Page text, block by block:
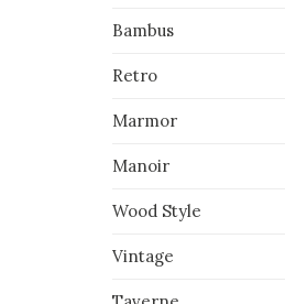
Bambus
Retro
Marmor
Manoir
Wood Style
Vintage